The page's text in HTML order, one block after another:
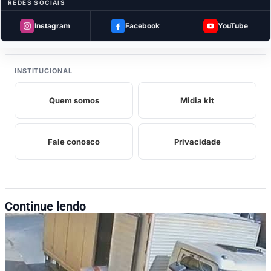
REDES SOCIAIS
Instagram Facebook YouTube
Ajuda a espalhar a notícia — manda no
grupo.
INSTITUCIONAL
Quem somos Midia kit
Fale conosco Privacidade
Continue lendo